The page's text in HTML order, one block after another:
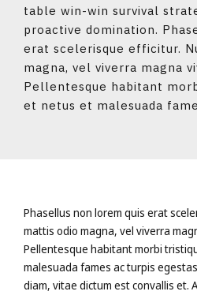
table win-win survival
proactive domination.
erat scelerisque efficitur.
magna, vel viverra magna
Pellentesque habitant
et netus et malesuada
Phasellus non lorem quis erat
mattis odio magna, vel viverra
Pellentesque habitant morbi
malesuada fames ac turpis
diam, vitae dictum est convallis et.